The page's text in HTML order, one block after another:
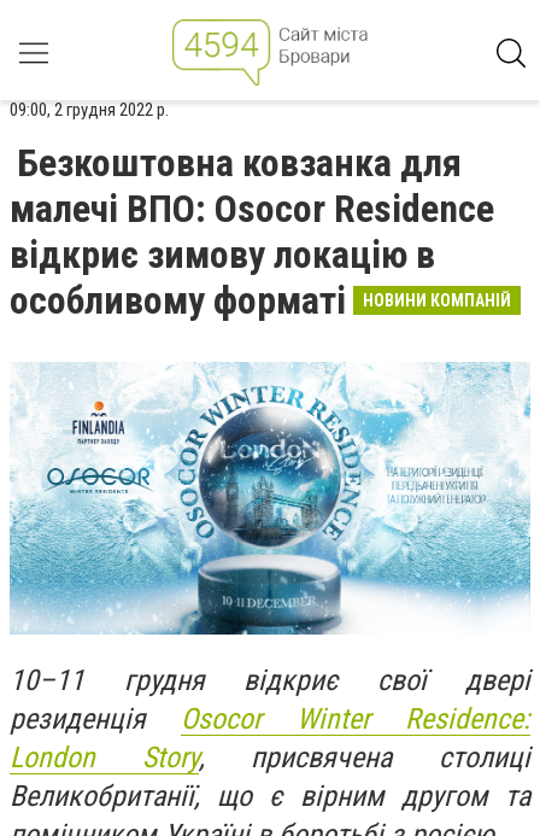
09:00, 2 грудня 2022 р.
Безкоштовна ковзанка для
малечі ВПО: Osocor Residence
відкриє зимову локацію в
особливому форматі
НОВИНИ КОМПАНІЙ
10–11 грудня відкриє свої двері
резиденція Osocor Winter Residence:
London Story, присвячена столиці
Великобританії, що є вірним другом та